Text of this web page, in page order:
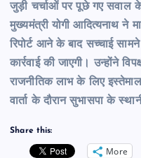
जुड़ी चर्चाओं पर पूछे गए सवाल
मुख्यमंत्री योगी आदित्यनाथ ने
रिपोर्ट आने के बाद सच्चाई
कार्रवाई की जाएगी। उन्होंने
राजनीतिक लाभ के लिए
वार्ता के दौरान सुभासपा के
Share this:
More